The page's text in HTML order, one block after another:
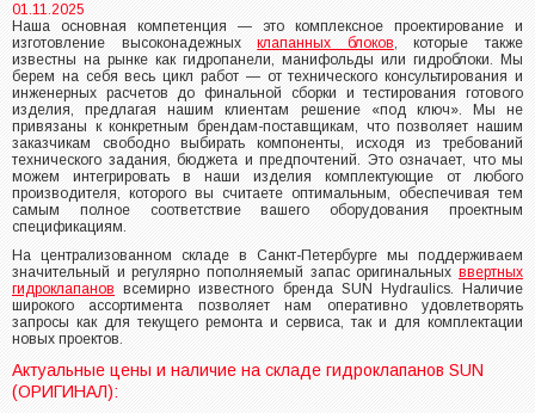
01.11.2025
Наша основная компетенция — это комплексное проектирование и
изготовление высоконадежныхклапанных блоков, которые также
известны на рынке как гидропанели, манифольды или гидроблоки. Мы
берем на себя весь цикл работ — от технического консультирования и
инженерных расчетов до финальной сборки и тестирования готового
изделия, предлагая нашим клиентам решение «под ключ». Мы не
привязаны к конкретным брендам-поставщикам, что позволяет нашим
заказчикам свободно выбирать компоненты, исходя из требований
технического задания, бюджета и предпочтений. Это означает, что мы
можем интегрировать в наши изделия комплектующие от любого
производителя, которого вы считаете оптимальным, обеспечивая тем
самым полное соответствие вашего оборудования проектным
спецификациям.
На централизованном складе в Санкт-Петербурге мы поддерживаем
значительный и регулярно пополняемый запас оригинальных ввертных
гидроклапанов всемирно известного бренда SUN Hydraulics. Наличие
широкого ассортимента позволяет нам оперативно удовлетворять
запросы как для текущего ремонта и сервиса, так и для комплектации
новых проектов.
Актуальные цены и наличие на складе гидроклапанов SUN
(ОРИГИНАЛ):